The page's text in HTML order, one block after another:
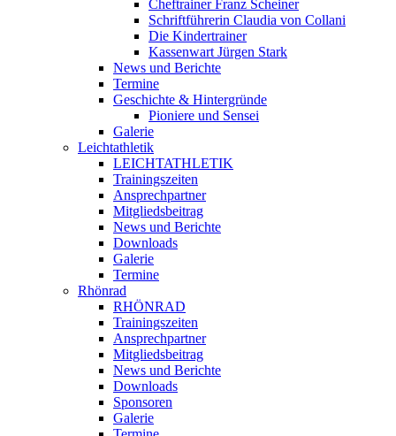
Cheftrainer Franz Scheiner
Schriftführerin Claudia von Collani
Die Kindertrainer
Kassenwart Jürgen Stark
News und Berichte
Termine
Geschichte & Hintergründe
Pioniere und Sensei
Galerie
Leichtathletik
LEICHTATHLETIK
Trainingszeiten
Ansprechpartner
Mitgliedsbeitrag
News und Berichte
Downloads
Galerie
Termine
Rhönrad
RHÖNRAD
Trainingszeiten
Ansprechpartner
Mitgliedsbeitrag
News und Berichte
Downloads
Sponsoren
Galerie